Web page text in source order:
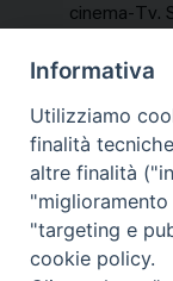
cinema-Tv.
NEWS,
Mercoledì
Informativa
Utilizziamo
finalità
altre finalità
"targeting e
cookie policy.